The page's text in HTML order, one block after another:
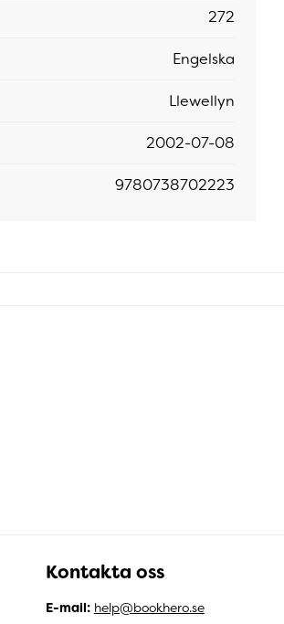
272
Engelska
Llewellyn
2002-07-08
9780738702223
Kontakta oss
E-mail: help@bookhero.se